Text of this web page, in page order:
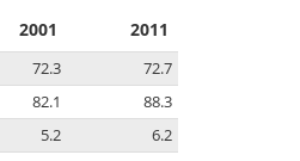
2001 2011
72.3
72.7
82.1
88.3
5.2
6.2